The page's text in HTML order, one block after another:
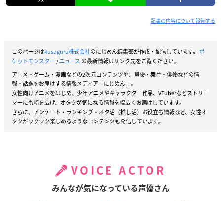
記事の内容について報告する
このページはkusuguru株式会社のにじめん編集部が作成・配信しています。 ポ
ケットモンスター/ニュース の最新情報はリンク先をご覧ください。
アニメ・ゲーム・漫画などの2次元コンテンツや、声優・舞台・俳優などの情
報・話題をお届けする情報メディア「にじめん」。
女性向けアニメをはじめ、少年アニメやキャラクター作品、VTuberなどストリー
マーにも幅を広げ、オタクが気になる情報を幅広くお届けしています。
さらに、アンケート・ランキング・オタ活（推し活）お役立ち情報など、女性オ
タクがワクワク楽しめるようなコンテンツも発信しています。
VOICE ACTOR
みんなが気になっている声優さん